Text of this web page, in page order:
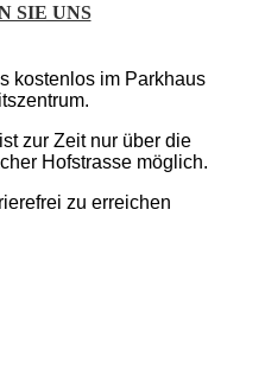
SIE UNS
kostenlos im Parkhaus
zur Zeit nur über die
Hofstrasse möglich.
zu erreichen